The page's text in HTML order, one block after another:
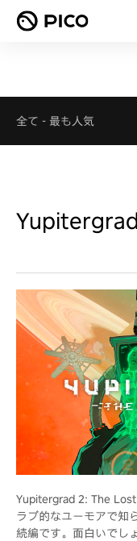
全て - 最も人気
Yupitergrad 2: The
ラブ的なユーモアで知
続編です。面白いでし